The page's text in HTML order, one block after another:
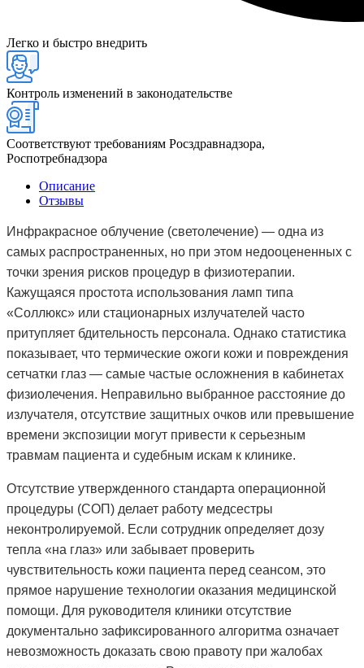
Легко и быстро внедрить
Контроль изменений в законодательстве
Соответствуют требованиям Росздравнадзора,
Роспотребнадзора
Описание
Отзывы
Инфракрасное облучение (светолечение) — одна из
самых распространенных, но при этом недооцененных с
точки зрения рисков процедур в физиотерапии.
Кажущаяся простота использования ламп типа
«Соллюкс» или стационарных излучателей часто
притупляет бдительность персонала. Однако статистика
показывает, что термические ожоги кожи и повреждения
сетчатки глаз — самые частые осложнения в кабинетах
физиолечения. Неправильно выбранное расстояние до
излучателя, отсутствие защитных очков или превышение
времени экспозиции могут привести к серьезным
травмам пациента и судебным искам к клинике.
Отсутствие утвержденного стандарта операционной
процедуры (СОП) делает работу медсестры
неконтролируемой. Если сотрудник определяет дозу
тепла «на глаз» или забывает проверить
чувствительность кожи пациента перед сеансом, это
прямое нарушение технологии оказания медицинской
помощи. Для руководителя клиники отсутствие
документально зафиксированного алгоритма означает
невозможность доказать свою правоту при жалобах